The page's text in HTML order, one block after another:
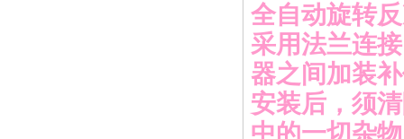
全自动旋转
采用法兰连
器之间加装
安装后，须
中的一切杂